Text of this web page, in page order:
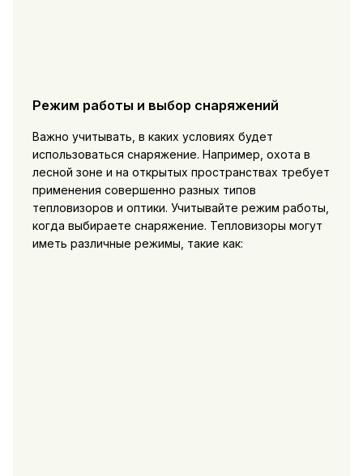
Режим работы и выбор снаряжений
Важно учитывать, в каких условиях будет
использоваться снаряжение. Например, охота в
лесной зоне и на открытых пространствах требует
применения совершенно разных типов
тепловизоров и оптики. Учитывайте режим работы,
когда выбираете снаряжение. Тепловизоры могут
иметь различные режимы, такие как: